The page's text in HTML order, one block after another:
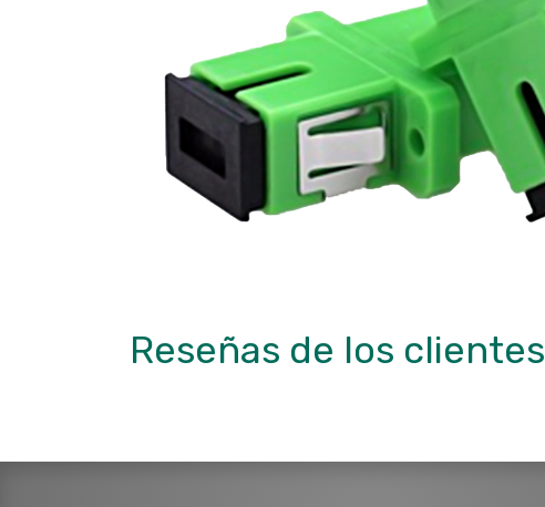
Reseñas de los clientes